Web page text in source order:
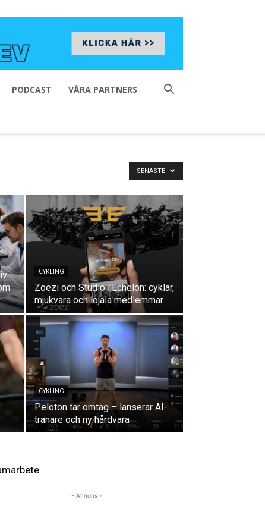
PODCAST VÅRA PARTNERS
SENASTE
CYKLING
Zoezi och Studio l’Echelon: cyklar,
mjukvara och lojala medlemmar
CYKLING
Peloton tar omtag – lanserar AI-
tränare och ny hårdvara
- Annons -